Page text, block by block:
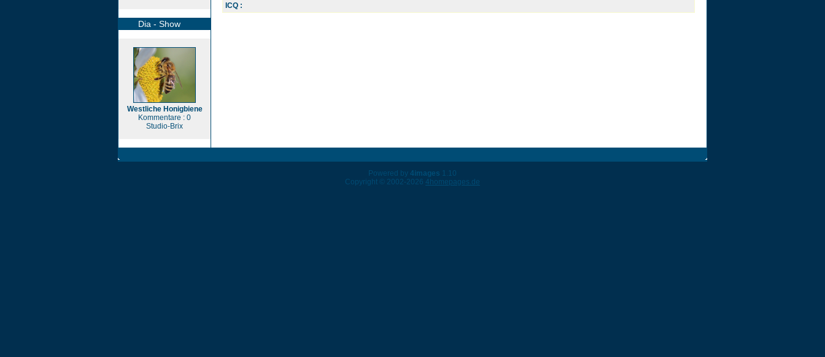
Dia - Show
Westliche Honigbiene
Kommentare : 0
Studio-Brix
ICQ :
Powered by 4images 1.10
Copyright © 2002-2026 4homepages.de